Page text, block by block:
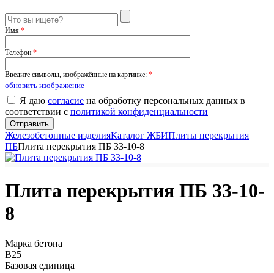
Имя *
Телефон *
Введите символы, изображённые на картинке: *
обновить изображение
Я даю согласие на обработку персональных данных в
соответствии с политикой конфиденциальности
Железобетонные изделияКаталог ЖБИПлиты перекрытия
ПБПлита перекрытия ПБ 33-10-8
Плита перекрытия ПБ 33-10-
8
Марка бетона
B25
Базовая единица